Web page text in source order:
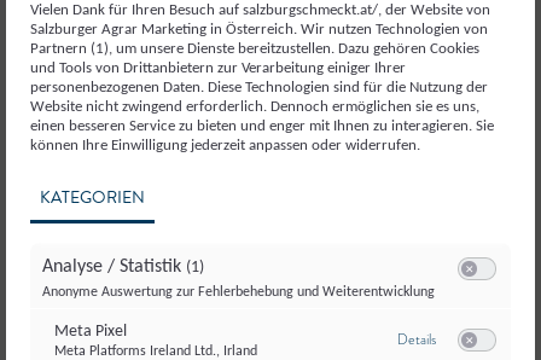
Rotes Kreuz Salzburg: Regionale
Gemeinschaftsverpflegung mit Verantwortung
Rotes Kreuz Salzburg: Regionale Gemeinschaftsverpflegung
Salzburg schmeckt
Vielen Dank für Ihren Besuch auf salzburgschmeckt.at/, der Website von
Salzburger Agrar Marketing in Österreich. Wir nutzen Technologien von
Partnern (1), um unsere Dienste bereitzustellen. Dazu gehören Cookies
und Tools von Drittanbietern zur Verarbeitung einiger Ihrer
personenbezogenen Daten. Diese Technologien sind für die Nutzung der
Website nicht zwingend erforderlich. Dennoch ermöglichen sie es uns,
einen besseren Service zu bieten und enger mit Ihnen zu interagieren. Sie
können Ihre Einwilligung jederzeit anpassen oder widerrufen.
KATEGORIEN
Analyse / Statistik (1)
Anonyme Auswertung zur Fehlerbehebung und Weiterentwicklung
Meta Pixel
Meta Platforms Ireland Ltd., Irland
Detailszu Meta Pixel